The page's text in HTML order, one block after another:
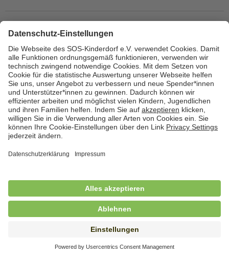
Hauswirtschafterin / Köchin (m/w/d) als
Ausbilderin (m/w/d) im Bereich
Nahrungszubereitung
in Vollzeit (38,5 Std./Wo.), SOS-Kinderdorf
Saarbrücken, Saarbrücken
Hauswirtschaftskraft (m/w/d)
in Teilzeit (mind. 20 - max. 30 Std./.Wo.), SOS-
Hauswirtschaftskraft (m/w/d)
in unbefristeter Anstellung, Teilzeit (20 Std./Wo.), SOS-
Kinderdorf Dortmund, Hagen